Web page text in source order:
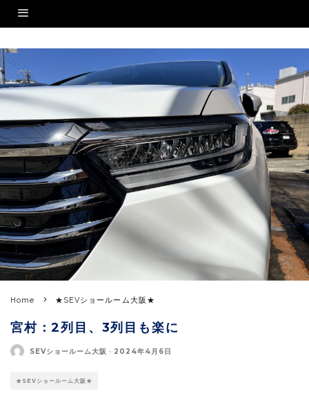
Home ★SEVショールーム大阪★
宮村：2列目、3列目も楽に
SEVショールーム大阪 · 2024年4月6日
★SEVショールーム大阪★